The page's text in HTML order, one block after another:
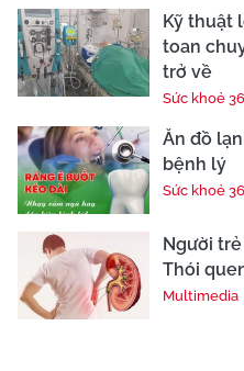
Kỹ thuật
toan
trở về
Sức khoẻ
Ăn đồ
bệnh lý
Sức khoẻ
Người
Thói
Multimedia